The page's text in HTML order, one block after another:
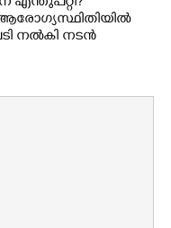
ആരോഗ്യസ്ഥിതിയിൽ
നൽകി നടൻ